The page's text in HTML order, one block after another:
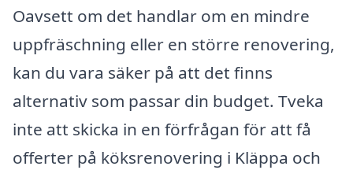
Oavsett om det handlar om en mindre
uppfräschning eller en större renovering,
kan du vara säker på att det finns
alternativ som passar din budget. Tveka
inte att skicka in en förfrågan för att få
offerter på köksrenovering i Kläppa och